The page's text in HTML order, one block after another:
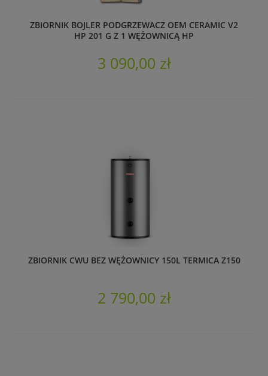
ZBIORNIK BOJLER PODGRZEWACZ OEM CERAMIC V2
HP 201 G Z 1 WĘŻOWNICĄ HP
3 090,00 zł
ZBIORNIK CWU BEZ WĘŻOWNICY 150L TERMICA Z150
2 790,00 zł